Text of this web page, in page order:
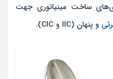
ساخت مینیاتوری جهت
و پنهان (IIC و CIC).